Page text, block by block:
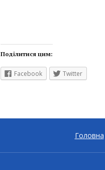
Поділитися цим:
Facebook Twitter
Головна